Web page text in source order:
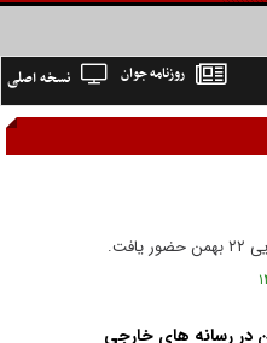
نسخه اصلی روزنامه جوان
در رسانه های خارجی